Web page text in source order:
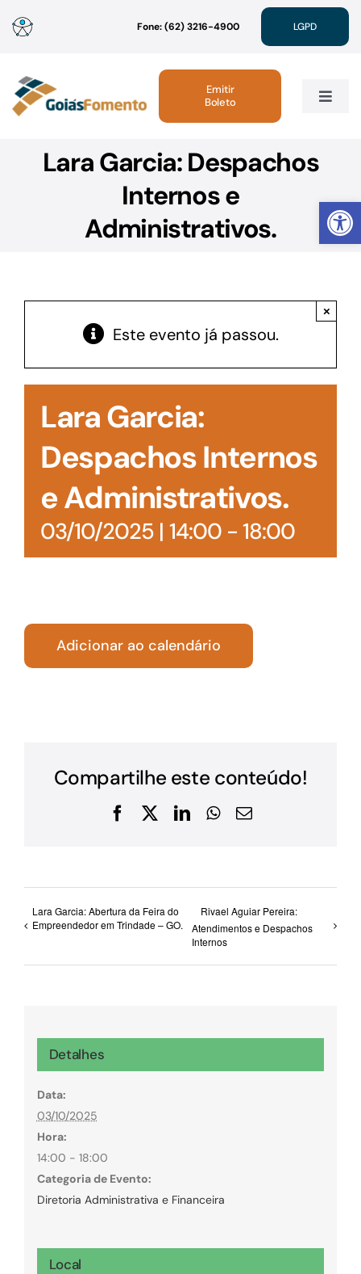
Abrir
para
conteúdo
Fone: (62) 3216-4900 LGPD
Toggle
Institucional
Linhas de Crédito
Acesso à Informação
Emitir
Boleto
Lara Garcia: Despachos
Internos e
Administrativos.
Este evento já passou.
×
Lara Garcia:
Despachos Internos
e Administrativos.
03/10/2025 | 14:00- 18:00
Adicionar ao calendário
Compartilhe este conteúdo!
Facebook
X LinkedInWhatsApp
E-
Lara Garcia: Abertura da Feira do
Empreendedor em Trindade – GO.
Rivael Aguiar Pereira:
Atendimentos e Despachos
Internos
Detalhes
Data:
03/10/2025
Hora:
14:00 - 18:00
Categoria de Evento:
Diretoria Administrativa e Financeira
Local